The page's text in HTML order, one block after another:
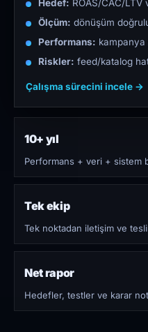
Hedef: ROAS/CAC/
Ölçüm: dönüşüm
Performans: kampanya
Riskler: feed/katalog
Çalışma sürecini incele →
10+ yıl
Performans + veri + sistem
Tek ekip
Tek noktadan iletişim ve
Net rapor
Hedefler, testler ve karar